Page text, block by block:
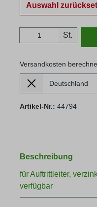
Auswahl
Produkt St.
Versandkosten
Lieferland
Versandkosten
Artikel-Nr.: 44794
Beschreibung
für Auftrittleiter,
verfügbar